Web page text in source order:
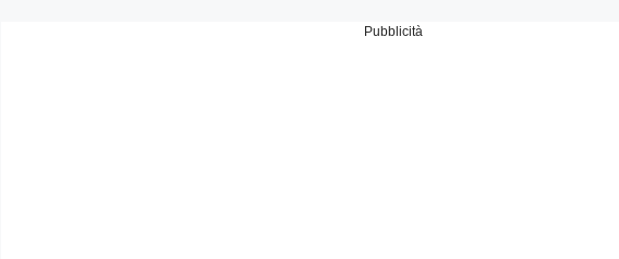
Pubblicità